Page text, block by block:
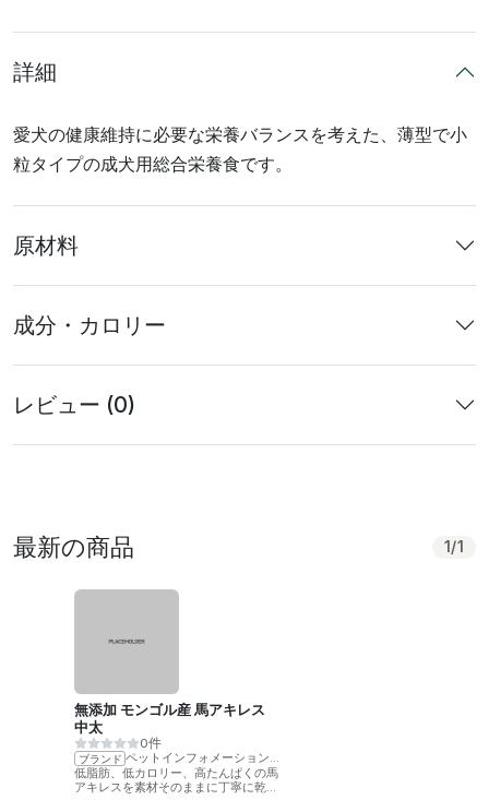
詳細
愛犬の健康維持に必要な栄養バランスを考えた、薄型で小
粒タイプの成犬用総合栄養食です。
原材料
成分・カロリー
レビュー (0)
最新の商品 1 /1
無添加 モンゴル産 馬アキレス
中太
0件
ブランド
ペットインフォメーションラック
低脂肪、低カロリー、高たんぱくの馬
アキレスを素材そのままに丁寧に乾燥